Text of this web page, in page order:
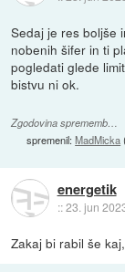
Sedaj je res boljše
nobenih šifer in ti
pogledati glede
bistvu ni ok.
Zgodovina sprememb…
spremenil:MadMicka
energetik
::23. jun
Zakaj bi rabil še